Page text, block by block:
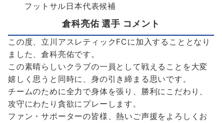
フットサル日本代表候補
倉科亮佑 選手 コメント
この度、立川アスレティックFCに加入することとなり
ました、倉科亮佑です。
この素晴らしいクラブの一員として戦えることを大変
嬉しく思うと同時に、身の引き締まる思いです。
チームのために全力で身体を張り、勝利にこだわり、
攻守にわたり貪欲にプレーします。
ファン・サポーターの皆様、熱いご声援をよろしくお